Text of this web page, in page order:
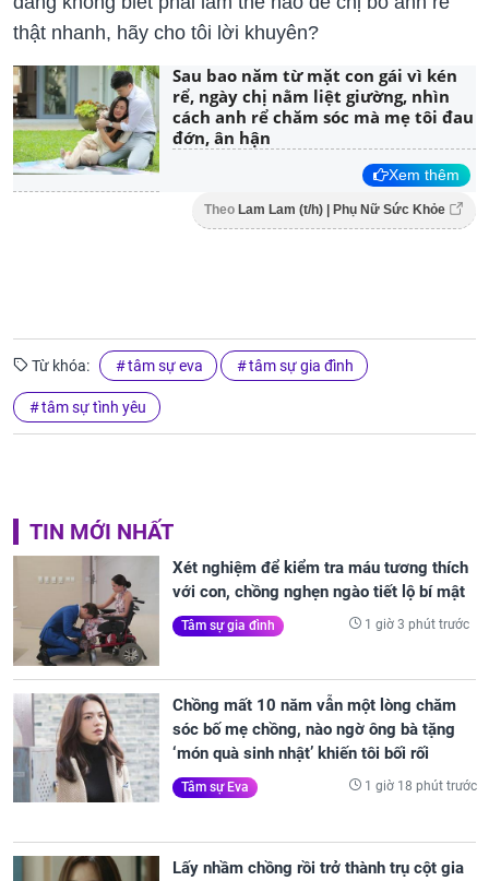
thật nhanh, hãy cho tôi lời khuyên?
Sau bao năm từ mặt con gái vì kén
rể, ngày chị nằm liệt giường, nhìn
cách anh rể chăm sóc mà mẹ tôi đau
đớn, ân hận
Xem thêm
Theo Lam Lam (t/h) | Phụ Nữ Sức Khỏe
Từ khóa: tâm sự eva tâm sự gia đình
tâm sự tình yêu
TIN MỚI NHẤT
Xét nghiệm để kiểm tra máu tương thích
với con, chồng nghẹn ngào tiết lộ bí mật
Tâm sự gia đình 1 giờ 3 phút trước
Chồng mất 10 năm vẫn một lòng chăm
sóc bố mẹ chồng, nào ngờ ông bà tặng
‘món quà sinh nhật’ khiến tôi bối rối
Tâm sự Eva 1 giờ 18 phút trước
Lấy nhầm chồng rồi trở thành trụ cột gia